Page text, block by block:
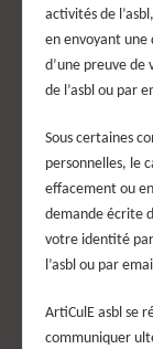
activités de l’asbl
en envoyant
d’une preuve
de l’asbl ou par
Sous certaines
personnelles, le
effacement ou
demande écrite
votre identité
l’asbl ou par
ArtiCulE asbl se
communiquer